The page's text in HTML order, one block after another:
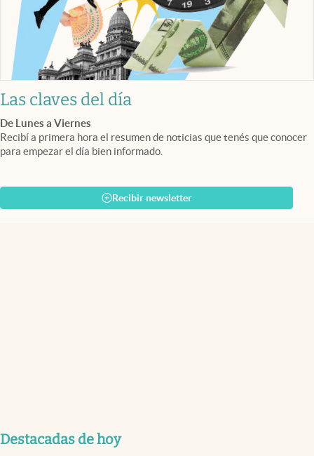
Las claves del día
De Lunes a Viernes
Recibí a primera hora el resumen de noticias que tenés que conocer
para empezar el día bien informado.
Recibir newsletter
Destacadas de hoy